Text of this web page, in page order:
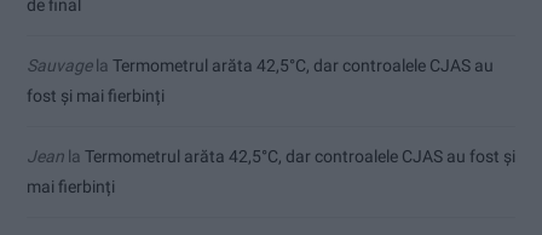
de final
Sauvagela Termometrul arăta 42,5°C, dar controalele CJAS au
fost și mai fierbinți
Jean la Termometrul arăta 42,5°C, dar controalele CJAS au fost și
mai fierbinți